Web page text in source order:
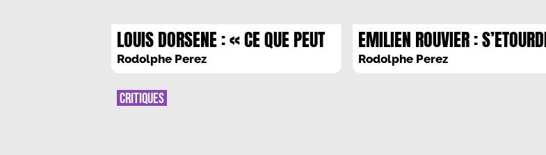
LOUIS DORSENE : « CE QUE PEUT
APPORTER LE POEME A LA
Rodolphe Perez
EMILIEN ROUVIER :
ENCORPS OU LE DESIR
Rodolphe Perez
CRITIQUES